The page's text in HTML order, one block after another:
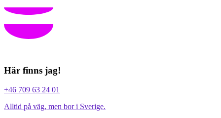
Här finns jag!
+46 709 63 24 01
Alltid på väg, men bor i Sverige.